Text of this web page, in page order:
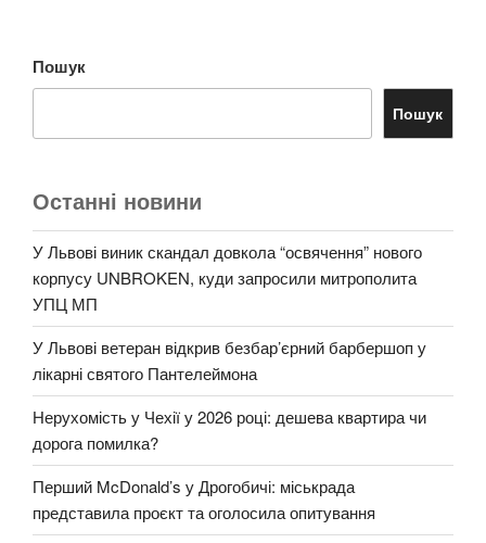
Пошук
Пошук
Останні новини
У Львові виник скандал довкола “освячення” нового
корпусу UNBROKEN, куди запросили митрополита
УПЦ МП
У Львові ветеран відкрив безбар’єрний барбершоп у
лікарні святого Пантелеймона
Нерухомість у Чехії у 2026 році: дешева квартира чи
дорога помилка?
Перший McDonald’s у Дрогобичі: міськрада
представила проєкт та оголосила опитування